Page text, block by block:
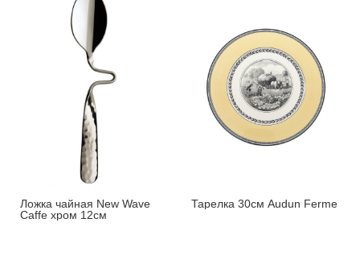
Ложка чайная New Wave
Caffe хром 12см
Тарелка 30см Audun Ferme